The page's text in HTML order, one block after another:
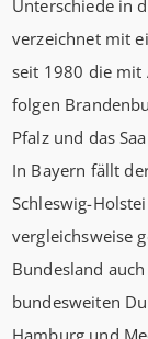
Unterschiede in
verzeichnet mit
seit 1980 die mit
folgen
Pfalz und das
In Bayern fällt
Schleswig-
vergleichsweise
Bundesland
bundesweiten
Hamburg und